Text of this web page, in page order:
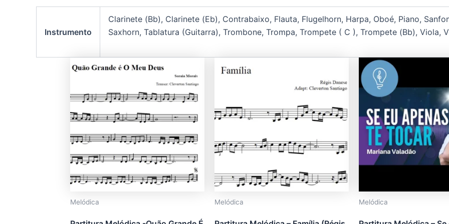
Instrumento
Clarinete (Bb), Clarinete (Eb), Contrabaixo, Flauta, Flugelhorn, Harpa, Oboé, Piano,
Saxhorn, Tablatura (Guitarra), Trombone, Trompa, Trompete ( C ), Trompete (Bb), Viola,
Melódica
produto
várias
variantes.
opções
podem
escolhidas
do
Melódica
tem
variantes.
opções
podem
escolhidas
do
Melódica